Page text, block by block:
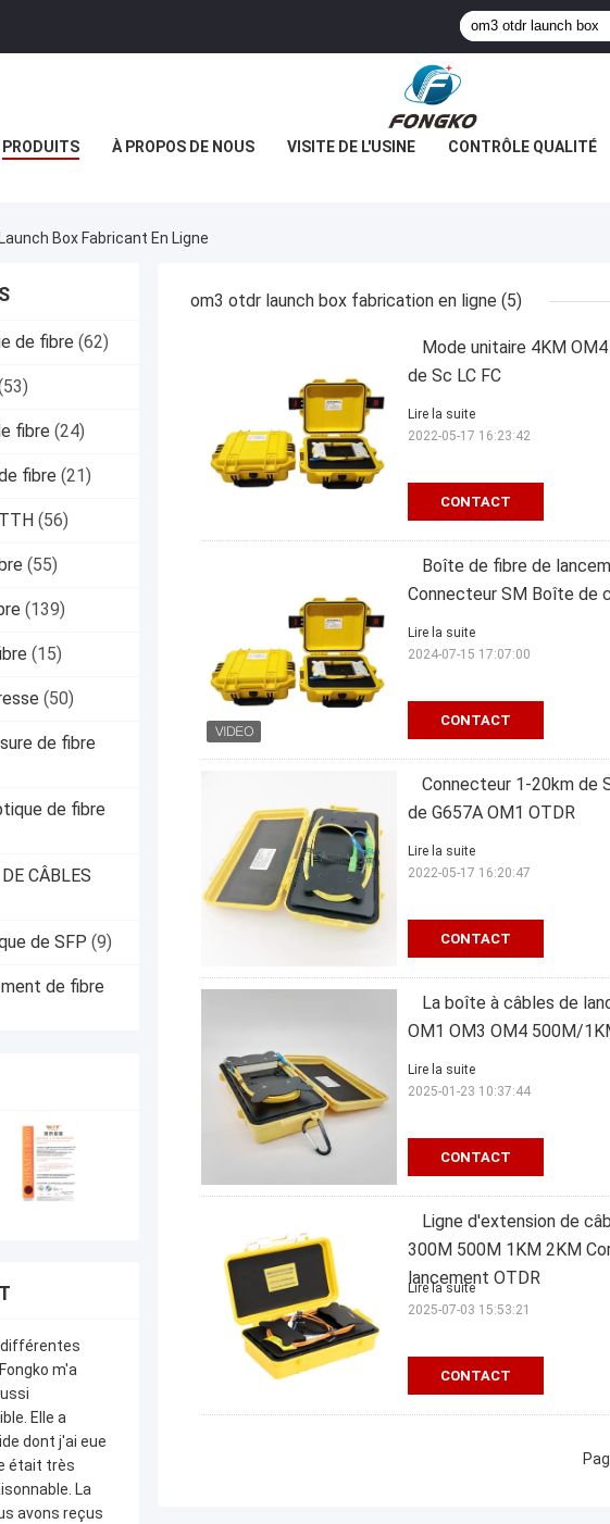
PRODUITS À PROPOS DE NOUS VISITE DE L'USINE CONTRÔLE QUALITÉ
Box Fabricant En Ligne
de fibre (62)
fibre (24)
fibre (21)
(56)
(55)
(139)
(15)
(50)
de fibre
de fibre
CÂBLES
de SFP (9)
de fibre
différentes
m'a
Elle a
dont j'ai eue
était très
La
avons reçus
om3 otdr launch box fabrication en ligne (5)
Mode unitaire 4KM
de Sc LC FC
CONTACT
Lire la suite
2022-05-17 16:23:42
Boîte de fibre de
Connecteur SM Boîte de
CONTACT
Lire la suite
2024-07-15 17:07:00
Connecteur 1-20km de
de G657A OM1 OTDR
CONTACT
Lire la suite
2022-05-17 16:20:47
La boîte à câbles de
OM1 OM3 OM4 500M/
CONTACT
Lire la suite
2025-01-23 10:37:44
Ligne d'extension de
300M 500M 1KM 2KM
lancement OTDR
CONTACT
Lire la suite
2025-07-03 15:53:21